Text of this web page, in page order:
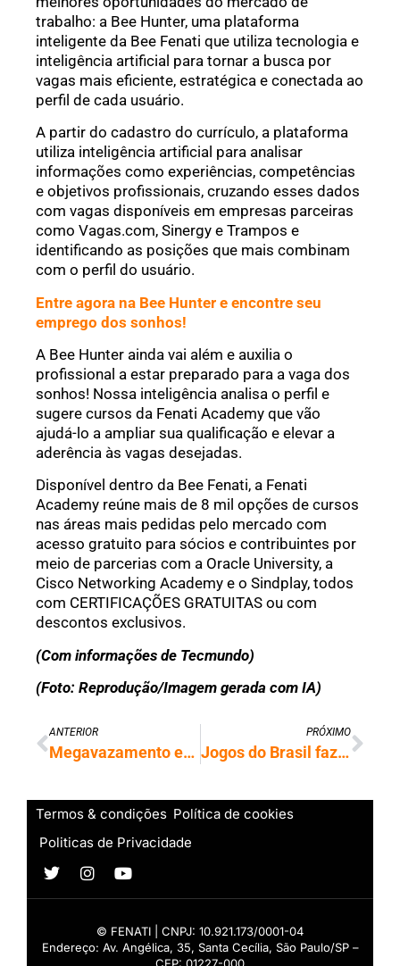
trabalho: a Bee Hunter, uma plataforma
inteligente da Bee Fenati que utiliza tecnologia e
inteligência artificial para tornar a busca por
vagas mais eficiente, estratégica e conectada ao
perfil de cada usuário.
A partir do cadastro do currículo, a plataforma
utiliza inteligência artificial para analisar
informações como experiências, competências
e objetivos profissionais, cruzando esses dados
com vagas disponíveis em empresas parceiras
como Vagas.com, Sinergy e Trampos e
identificando as posições que mais combinam
com o perfil do usuário.
Entre agora na Bee Hunter e encontre seu
emprego dos sonhos!
A Bee Hunter ainda vai além e auxilia o
profissional a estar preparado para a vaga dos
sonhos! Nossa inteligência analisa o perfil e
sugere cursos da Fenati Academy que vão
ajudá-lo a ampliar sua qualificação e elevar a
aderência às vagas desejadas.
Disponível dentro da Bee Fenati, a Fenati
Academy reúne mais de 8 mil opções de cursos
nas áreas mais pedidas pelo mercado com
acesso gratuito para sócios e contribuintes por
meio de parcerias com a Oracle University, a
Cisco Networking Academy e o Sindplay, todos
com CERTIFICAÇÕES GRATUITAS ou com
descontos exclusivos.
(Com informações de Tecmundo)
(Foto: Reprodução/Imagem gerada com IA)
ANTERIOR
Megavazamento expõe 24 bilhões de credenciais e preocupa especialistas em segurança
PRÓXIMO
Jogos do Brasil fazem tráfego de internet crescer mais de quatro vezes
Termos & condições Política de cookies
Politicas de Privacidade
© FENATI | CNPJ: 10.921.173/0001-04
Endereço: Av. Angélica, 35, Santa Cecília, São Paulo/SP –